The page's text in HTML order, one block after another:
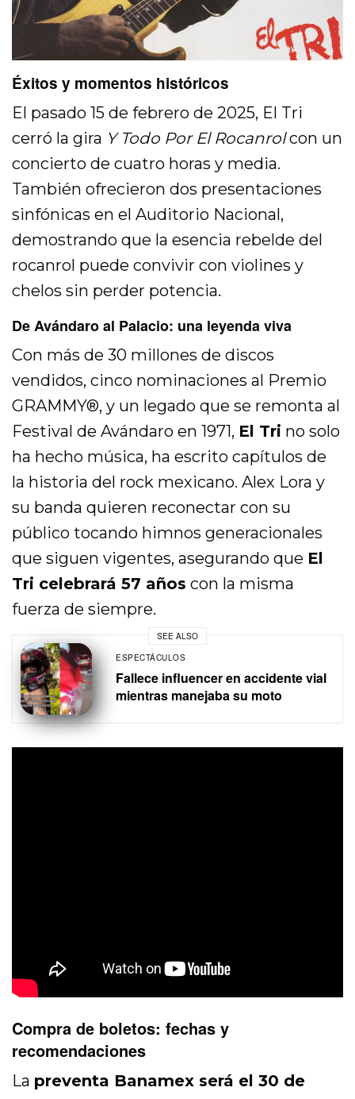
Éxitos y momentos históricos
El pasado 15 de febrero de 2025, El Tri
cerró la gira Y Todo Por El Rocanrolcon un
concierto de cuatro horas y media.
También ofrecieron dos presentaciones
sinfónicas en el Auditorio Nacional,
demostrando que la esencia rebelde del
rocanrol puede convivir con violines y
chelos sin perder potencia.
De Avándaro al Palacio: una leyenda viva
Con más de 30 millones de discos
vendidos, cinco nominaciones al Premio
GRAMMY®, y un legado que se remonta al
Festival de Avándaro en 1971, El Tri no solo
ha hecho música, ha escrito capítulos de
la historia del rock mexicano. Alex Lora y
su banda quieren reconectar con su
público tocando himnos generacionales
que siguen vigentes, asegurando que El
Tri celebrará 57 años con la misma
fuerza de siempre.
SEE ALSO
ESPECTÁCULOS
Fallece influencer en accidente vial
mientras manejaba su moto
Compra de boletos: fechas y
recomendaciones
La preventa Banamex será el 30 de